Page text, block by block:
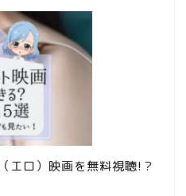
エロ）映画を無料視聴!？